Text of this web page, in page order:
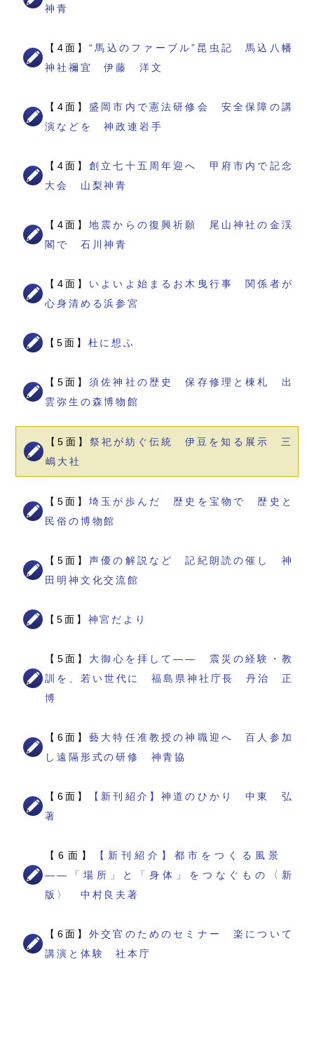
神青
【4面】“馬込のファーブル”昆虫記 馬込八幡
神社禰宜 伊藤 洋文
【4面】盛岡市内で憲法研修会 安全保障の講
演などを 神政連岩手
【4面】創立七十五周年迎へ 甲府市内で記念
大会 山梨神青
【4面】地震からの復興祈願 尾山神社の金渓
閣で 石川神青
【4面】 いよいよ始まるお木曳行事 関係者が
心身清める浜参宮
【5面】 杜に想ふ
【5面】須佐神社の歴史 保存修理と棟札 出
雲弥生の森博物館
【5面】 祭祀が紡ぐ伝統 伊豆を知る展示 三
嶋大社
【5面】埼玉が歩んだ 歴史を宝物で 歴史と
民俗の博物館
【5面】声優の解説など 記紀朗読の催し 神
田明神文化交流館
【5面】 神宮だより
【5面】 大御心を拝して―― 震災の経験・教
訓を、若い世代に 福島県神社庁長 丹治 正
博
【6面】藝大特任准教授の神職迎へ 百人参加
し遠隔形式の研修 神青協
【6面】
【新刊紹介】神道のひかり 中東 弘
著
【6面】
【新刊紹介】都市をつくる風景
――「場所」と「身体」をつなぐもの〈新
版〉 中村良夫著
【6面】外交官のためのセミナー 楽について
講演と体験 社本庁